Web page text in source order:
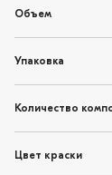
Объем
Упаковка
Количество
Цвет краски